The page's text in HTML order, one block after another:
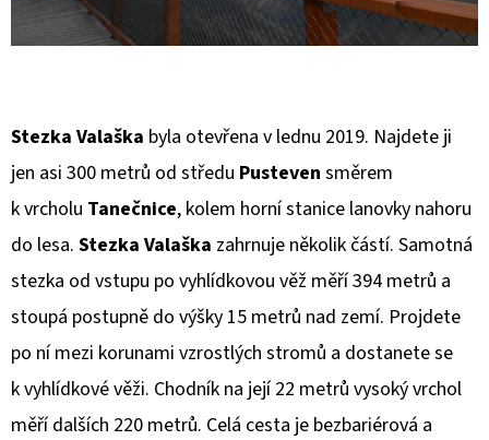
Stezka Valaška byla otevřena v lednu 2019. Najdete ji
jen asi 300 metrů od středu Pusteven směrem
k vrcholu Tanečnice, kolem horní stanice lanovky nahoru
do lesa. Stezka Valaška zahrnuje několik částí. Samotná
stezka od vstupu po vyhlídkovou věž měří 394 metrů a
stoupá postupně do výšky 15 metrů nad zemí. Projdete
po ní mezi korunami vzrostlých stromů a dostanete se
k vyhlídkové věži. Chodník na její 22 metrů vysoký vrchol
měří dalších 220 metrů. Celá cesta je bezbariérová a
D
O
P
O
R
U
Č
U